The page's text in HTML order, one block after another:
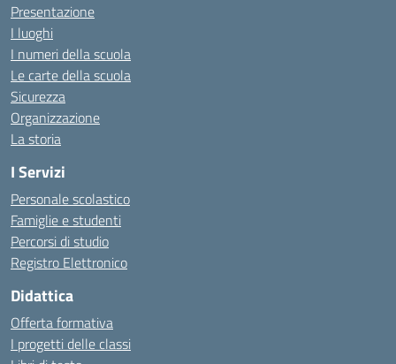
Presentazione
I luoghi
I numeri della scuola
Le carte della scuola
Sicurezza
Organizzazione
La storia
I Servizi
Personale scolastico
Famiglie e studenti
Percorsi di studio
Registro Elettronico
Didattica
Offerta formativa
I progetti delle classi